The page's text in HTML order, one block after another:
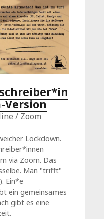
Version
/ Zoom
Lockdown.
via Zoom. Das
Man "trifft"
Ein*e
ein gemeinsames
gibt es eine